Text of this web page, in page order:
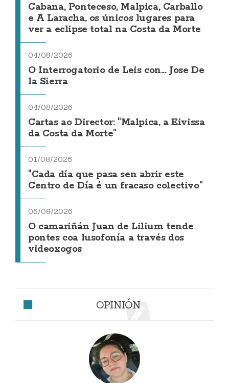
Cabana, Ponteceso, Malpica, Carballo
e A Laracha, os únicos lugares para
ver a eclipse total na Costa da Morte
04/08/2026
O Interrogatorio de Leis con... Jose De
la Sierra
04/08/2026
Cartas ao Director: "Malpica, a Eivissa
da Costa da Morte"
01/08/2026
"Cada día que pasa sen abrir este
Centro de Día é un fracaso colectivo"
06/08/2026
O camariñán Juan de Lilium tende
pontes coa lusofonía a través dos
videoxogos
OPINIÓN